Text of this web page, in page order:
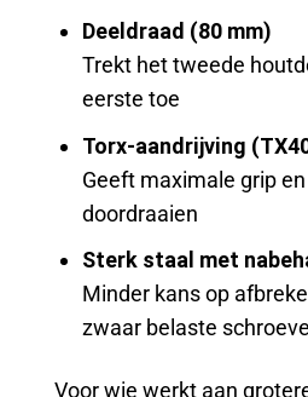
Deeldraad (80 mm)
Trekt het tweede
eerste toe
Torx-aandrijving
Geeft maximale grip
doordraaien
Sterk staal met
Minder kans op
zwaar belaste
Voor wie werkt aan